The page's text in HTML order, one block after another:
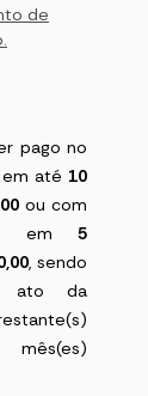
de
pago no
até 10
ou com
em 5
, sendo
ato da